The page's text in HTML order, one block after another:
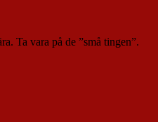
Ta vara på de ”små tingen”.